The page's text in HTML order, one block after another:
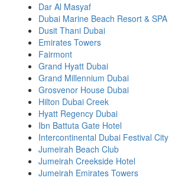
Dar Al Masyaf
Dubai Marine Beach Resort & SPA
Dusit Thani Dubai
Emirates Towers
Fairmont
Grand Hyatt Dubai
Grand Millennium Dubai
Grosvenor House Dubai
Hilton Dubai Creek
Hyatt Regency Dubai
Ibn Battuta Gate Hotel
Intercontinental Dubai Festival City
Jumeirah Beach Club
Jumeirah Creekside Hotel
Jumeirah Emirates Towers